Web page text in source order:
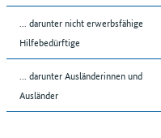
... darunter nicht erwerbsfähige
Hilfebedürftige
... darunter Ausländerinnen und
Ausländer